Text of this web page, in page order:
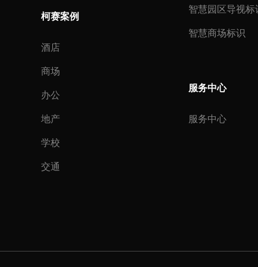
柯赛案例
酒店
商场
办公
地产
学校
交通
智慧园区导视标
智慧商场标识
服务中心
服务中心